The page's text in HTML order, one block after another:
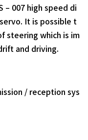
– 007 high speed di
It is possible t
steering which is im
and driving.
/ reception sys